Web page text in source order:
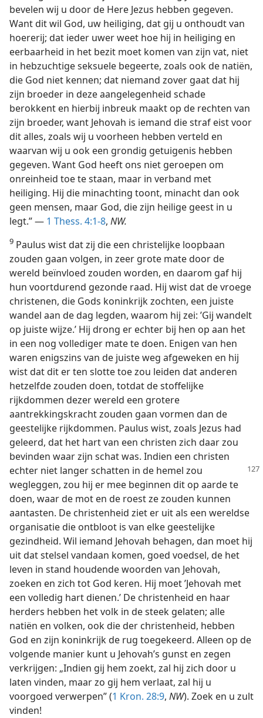
bevelen wij u door de Here Jezus hebben gegeven.
Want dit wil God, uw heiliging, dat gij u onthoudt van
hoererij; dat ieder uwer weet hoe hij in heiliging en
eerbaarheid in het bezit moet komen van zijn vat, niet
in hebzuchtige seksuele begeerte, zoals ook de natiën,
die God niet kennen; dat niemand zover gaat dat hij
zijn broeder in deze aangelegenheid schade
berokkent en hierbij inbreuk maakt op de rechten van
zijn broeder, want Jehovah is iemand die straf eist voor
dit alles, zoals wij u voorheen hebben verteld en
waarvan wij u ook een grondig getuigenis hebben
gegeven. Want God heeft ons niet geroepen om
onreinheid toe te staan, maar in verband met
heiliging. Hij die minachting toont, minacht dan ook
geen mensen, maar God, die zijn heilige geest in u
legt.” — 1 Thess. 4:1-8, NW.
9 Paulus wist dat zij die een christelijke loopbaan
zouden gaan volgen, in zeer grote mate door de
wereld beïnvloed zouden worden, en daarom gaf hij
hun voortdurend gezonde raad. Hij wist dat de vroege
christenen, die Gods koninkrijk zochten, een juiste
wandel aan de dag legden, waarom hij zei: ’Gij wandelt
op juiste wijze.’ Hij drong er echter bij hen op aan het
in een nog vollediger mate te doen. Enigen van hen
waren enigszins van de juiste weg afgeweken en hij
wist dat dit er ten slotte toe zou leiden dat anderen
hetzelfde zouden doen, totdat de stoffelijke
rijkdommen dezer wereld een grotere
aantrekkingskracht zouden gaan vormen dan de
geestelijke rijkdommen. Paulus wist, zoals Jezus had
geleerd, dat het hart van een christen zich daar zou
bevinden waar zijn schat was. Indien een christen
echter niet langer schatten in de hemel zou
wegleggen, zou hij er mee beginnen dit op aarde te
doen, waar de mot en de roest ze zouden kunnen
aantasten. De christenheid ziet er uit als een wereldse
organisatie die ontbloot is van elke geestelijke
gezindheid. Wil iemand Jehovah behagen, dan moet hij
uit dat stelsel vandaan komen, goed voedsel, de het
leven in stand houdende woorden van Jehovah,
zoeken en zich tot God keren. Hij moet ’Jehovah met
een volledig hart dienen.’ De christenheid en haar
herders hebben het volk in de steek gelaten; alle
natiën en volken, ook die der christenheid, hebben
God en zijn koninkrijk de rug toegekeerd. Alleen op de
volgende manier kunt u Jehovah’s gunst en zegen
verkrijgen: „Indien gij hem zoekt, zal hij zich door u
laten vinden, maar zo gij hem verlaat, zal hij u
voorgoed verwerpen” (1 Kron. 28:9, NW). Zoek en u zult
vinden!